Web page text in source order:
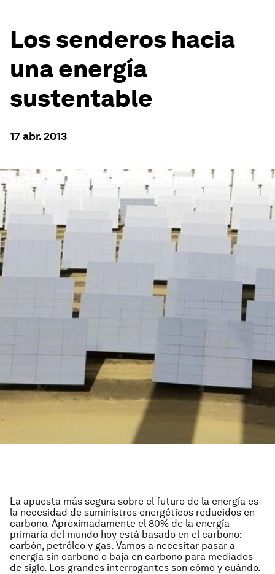
Los senderos hacia
una energía
sustentable
17 abr. 2013
La apuesta más segura sobre el futuro de la energía es
la necesidad de suministros energéticos reducidos en
carbono. Aproximadamente el 80% de la energía
primaria del mundo hoy está basado en el carbono:
carbón, petróleo y gas. Vamos a necesitar pasar a
energía sin carbono o baja en carbono para mediados
de siglo. Los grandes interrogantes son cómo y cuándo.